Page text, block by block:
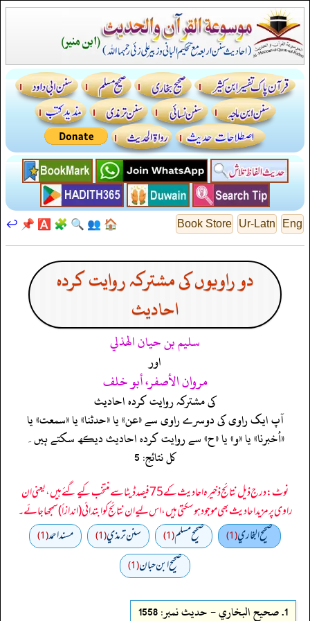
Eng
Ur-Latn
Book Store
🏠
👥
🔍
🧩
🅰️
📌
↩️
دو راویوں کی مشترکہ روایت کردہ
احادیث
سليم بن حيان الهذلي
اور
مروان الأصفر، أبو خلف
کی مشترکہ روایت کردہ احادیث
آپ ایک راوی کی دوسرے راوی سے «عن» یا «حدثنا» یا «سمعت» یا
«أخبرنا» یا «و» یا «ح» سے روایت کردہ احادیث دیکھ سکتے ہیں۔
کل نتائج: 5
نوٹ: درج ذیل نتائج ذخیرہ احادیث کے 75 فیصد ڈیٹا سے منتخب کیے گئے ہیں، یعنی ان
راوی پر مزید احادیث بھی موجود ہو سکتی ہیں، اس لیے ان نتائج کو ابتدائی (اندازاً) سمجھا جائے۔
صحيح البخاري(1) صحيح مسلم(1) سنن ترمذي(1) مسند احمد(1)
صحیح ابن حبان(1)
1. صحيح البخاري - حدیث نمبر: 1558